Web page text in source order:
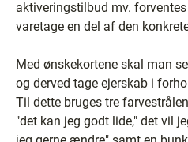
aktiveringstilbud mv.
varetage en del af den
Med ønskekortene skal man
og derved tage ejerskab i
Til dette bruges tre
"det kan jeg godt lide," det vil